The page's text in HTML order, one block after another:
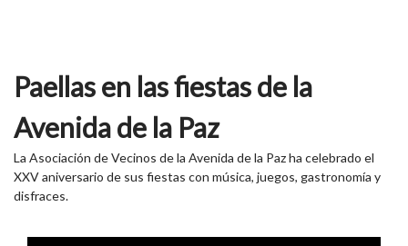
Paellas en las fiestas de la
Avenida de la Paz
La Asociación de Vecinos de la Avenida de la Paz ha celebrado el
XXV aniversario de sus fiestas con música, juegos, gastronomía y
disfraces.